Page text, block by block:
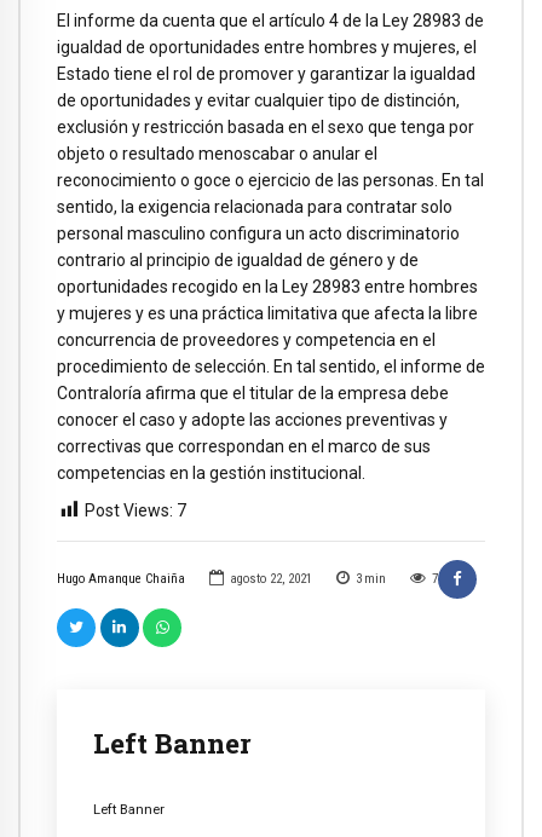
Hugo Amanque Chaiña agosto 22, 2021 3 min 7
Left Banner
Left Banner
El informe da cuenta que el artículo 4 de la Ley 28983 de
igualdad de oportunidades entre hombres y mujeres, el
Estado tiene el rol de promover y garantizar la igualdad
de oportunidades y evitar cualquier tipo de distinción,
exclusión y restricción basada en el sexo que tenga por
objeto o resultado menoscabar o anular el
reconocimiento o goce o ejercicio de las personas. En tal
sentido, la exigencia relacionada para contratar solo
personal masculino configura un acto discriminatorio
contrario al principio de igualdad de género y de
oportunidades recogido en la Ley 28983 entre hombres
y mujeres y es una práctica limitativa que afecta la libre
concurrencia de proveedores y competencia en el
procedimiento de selección. En tal sentido, el informe de
Contraloría afirma que el titular de la empresa debe
conocer el caso y adopte las acciones preventivas y
correctivas que correspondan en el marco de sus
competencias en la gestión institucional.
Post Views: 7